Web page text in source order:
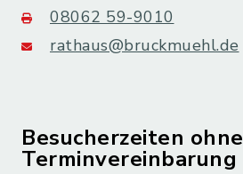
08062 59-9010
rathaus@bruckmuehl.de
Besucherzeiten ohne
Terminvereinbarung